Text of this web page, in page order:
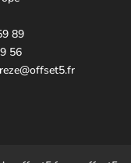
89
56